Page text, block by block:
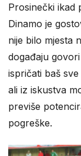
Prosinečki ikad
Dinamo je
nije bilo mjesta
događaju
ispričati baš
ali iz iskustva
previše
pogreške.